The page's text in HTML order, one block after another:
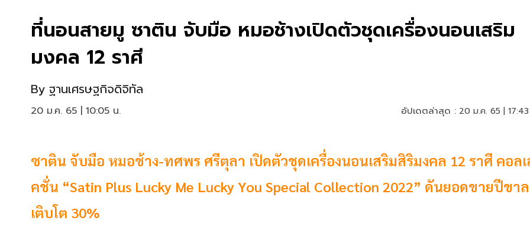
ที่นอนสายมู ซาติน จับมือ หมอช้างเปิดตัวชุดเครื่องนอนเสริม
มงคล 12 ราศี
By ฐานเศรษฐกิจดิจิทัล
20 ม.ค. 65 | 10:05 น. อัปเดตล่าสุด : 20 ม.ค. 65 |
ซาติน จับมือ หมอช้าง-ทศพร ศรีตุลา เปิดตัวชุดเครื่องนอนเสริมสิริมงคล 12 ราศี คอล
คชั่น “Satin Plus Lucky Me Lucky You Special Collection 2022” ดันยอดขายปีขาล
เติบโต 30%